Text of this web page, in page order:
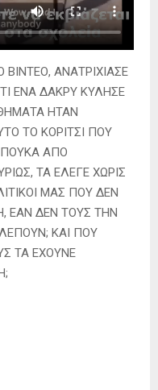
ΑΝΑΤΡΙΧΙΑΣΕ
ΕΝΑ ΔΑΚΡΥ ΚΥΛΗΣΕ
ΗΤΑΝ
ΤΟ ΚΟΡΙΤΣΙ ΠΟΥ
ΑΠΟ
ΤΑ ΕΛΕΓΕ ΧΩΡΙΣ
ΜΑΣ ΠΟΥ ΔΕΝ
ΕΑΝ ΔΕΝ ΤΟΥΣ ΤΗΝ
ΚΑΙ ΠΟΥ
ΤΑ ΕΧΟΥΝΕ